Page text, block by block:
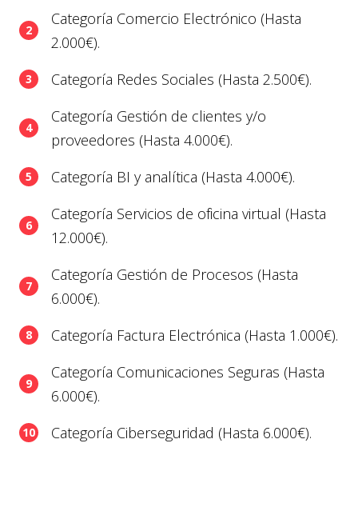
Categoría Comercio Electrónico (Hasta
2.000€).
Categoría Redes Sociales (Hasta 2.500€).
Categoría Gestión de clientes y/o
proveedores (Hasta 4.000€).
Categoría BI y analítica (Hasta 4.000€).
Categoría Servicios de oficina virtual (Hasta
12.000€).
Categoría Gestión de Procesos (Hasta
6.000€).
Categoría Factura Electrónica (Hasta 1.000€).
Categoría Comunicaciones Seguras (Hasta
6.000€).
Categoría Ciberseguridad (Hasta 6.000€).